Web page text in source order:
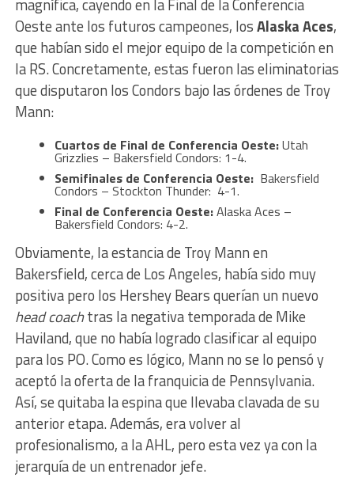
magnífica, cayendo en la Final de la Conferencia
Oeste ante los futuros campeones, losAlaska Aces,
que habían sido el mejor equipo de la competición en
la RS. Concretamente, estas fueron las eliminatorias
que disputaron los Condors bajo las órdenes de Troy
Mann:
Cuartos de Final de Conferencia Oeste:Utah
Grizzlies – Bakersfield Condors: 1-4.
Semifinales de Conferencia Oeste: Bakersfield
Condors – Stockton Thunder: 4-1.
Final de Conferencia Oeste:Alaska Aces –
Bakersfield Condors: 4-2.
Obviamente, la estancia de Troy Mann en
Bakersfield, cerca de Los Angeles, había sido muy
positiva pero los Hershey Bears querían un nuevo
head coachtras la negativa temporada de Mike
Haviland, que no había logrado clasificar al equipo
para los PO. Como es lógico, Mann no se lo pensó y
aceptó la oferta de la franquicia de Pennsylvania.
Así, se quitaba la espina que llevaba clavada de su
anterior etapa. Además, era volver al
profesionalismo, a la AHL, pero esta vez ya con la
jerarquía de un entrenador jefe.